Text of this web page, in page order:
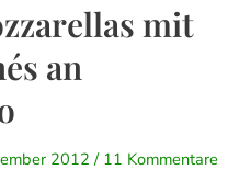
mit
an
2012 / 11 Kommentare